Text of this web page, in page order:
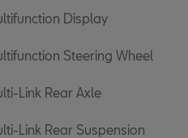
Display
Steering Wheel
Link Rear Axle
Link Rear Suspension